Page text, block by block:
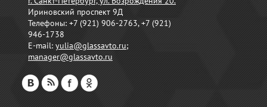
Ириновский проспект 9Д
Телефоны:+7 (921) 906-2763, +7 (921)
946-1738
E-mail:yulia@glassavto.ru;
manager@glassavto.ru